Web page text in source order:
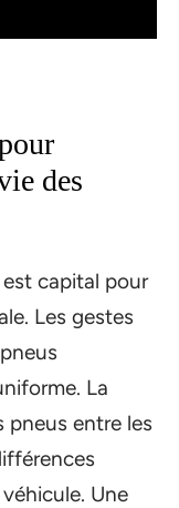
des
capital pour
Les gestes
La
pneus entre les
Une